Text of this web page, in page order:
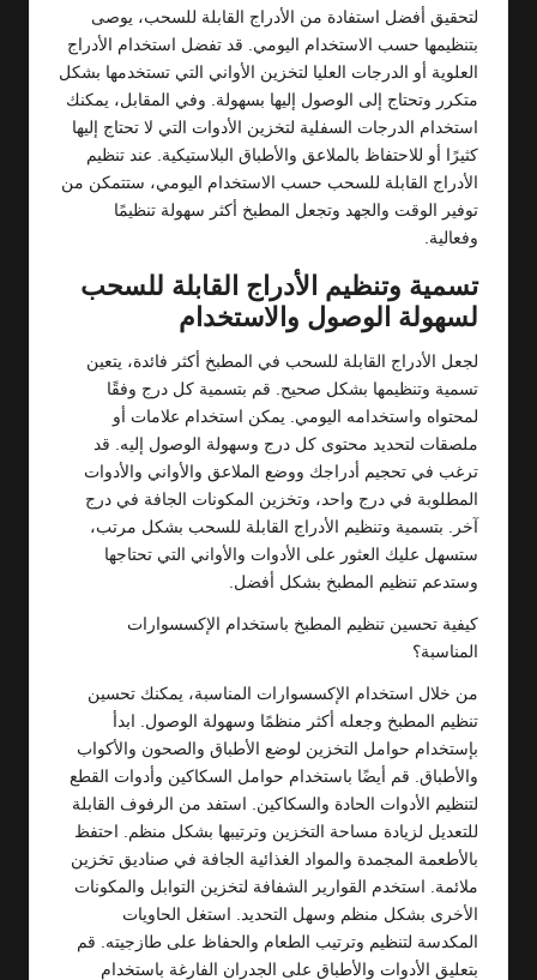
لتحقيق أفضل استفادة من الأدراج القابلة للسحب، يوصى
بتنظيمها حسب الاستخدام اليومي. قد تفضل استخدام الأدراج
العلوية أو الدرجات العليا لتخزين الأواني التي تستخدمها بشكل
متكرر وتحتاج إلى الوصول إليها بسهولة. وفي المقابل، يمكنك
استخدام الدرجات السفلية لتخزين الأدوات التي لا تحتاج إليها
كثيرًا أو للاحتفاظ بالملاعق والأطباق البلاستيكية. عند تنظيم
الأدراج القابلة للسحب حسب الاستخدام اليومي، ستتمكن من
توفير الوقت والجهد وتجعل المطبخ أكثر سهولة تنظيمًا
وفعالية.
تسمية وتنظيم الأدراج القابلة للسحب
لسهولة الوصول والاستخدام
لجعل الأدراج القابلة للسحب في المطبخ أكثر فائدة، يتعين
تسمية وتنظيمها بشكل صحيح. قم بتسمية كل درج وفقًا
لمحتواه واستخدامه اليومي. يمكن استخدام علامات أو
ملصقات لتحديد محتوى كل درج وسهولة الوصول إليه. قد
ترغب في تحجيم أدراجك ووضع الملاعق والأواني والأدوات
المطلوبة في درج واحد، وتخزين المكونات الجافة في درج
آخر. بتسمية وتنظيم الأدراج القابلة للسحب بشكل مرتب،
ستسهل عليك العثور على الأدوات والأواني التي تحتاجها
وستدعم تنظيم المطبخ بشكل أفضل.
كيفية تحسين تنظيم المطبخ باستخدام الإكسسوارات
المناسبة؟
من خلال استخدام الإكسسوارات المناسبة، يمكنك تحسين
تنظيم المطبخ وجعله أكثر منظمًا وسهولة الوصول. ابدأ
بإستخدام حوامل التخزين لوضع الأطباق والصحون والأكواب
والأطباق. قم أيضًا باستخدام حوامل السكاكين وأدوات القطع
لتنظيم الأدوات الحادة والسكاكين. استفد من الرفوف القابلة
للتعديل لزيادة مساحة التخزين وترتيبها بشكل منظم. احتفظ
بالأطعمة المجمدة والمواد الغذائية الجافة في صناديق تخزين
ملائمة. استخدم القوارير الشفافة لتخزين التوابل والمكونات
الأخرى بشكل منظم وسهل التحديد. استغل الحاويات
المكدسة لتنظيم وترتيب الطعام والحفاظ على طازجيته. قم
بتعليق الأدوات والأطباق على الجدران الفارغة باستخدام